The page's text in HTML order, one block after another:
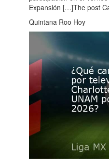
Expansión […]The post
Quintana Roo Hoy